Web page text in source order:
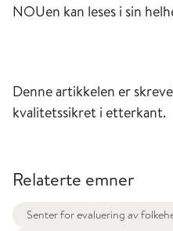
NOUen kan leses i sin
Denne artikkelen er
kvalitetssikret i etterkant.
Relaterte emner
Senter for evaluering av